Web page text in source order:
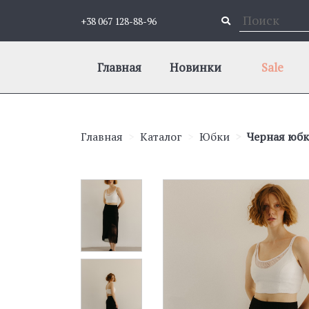
+38 067 128-88-96
Главная Новинки Sale
Главная Каталог Юбки Черная